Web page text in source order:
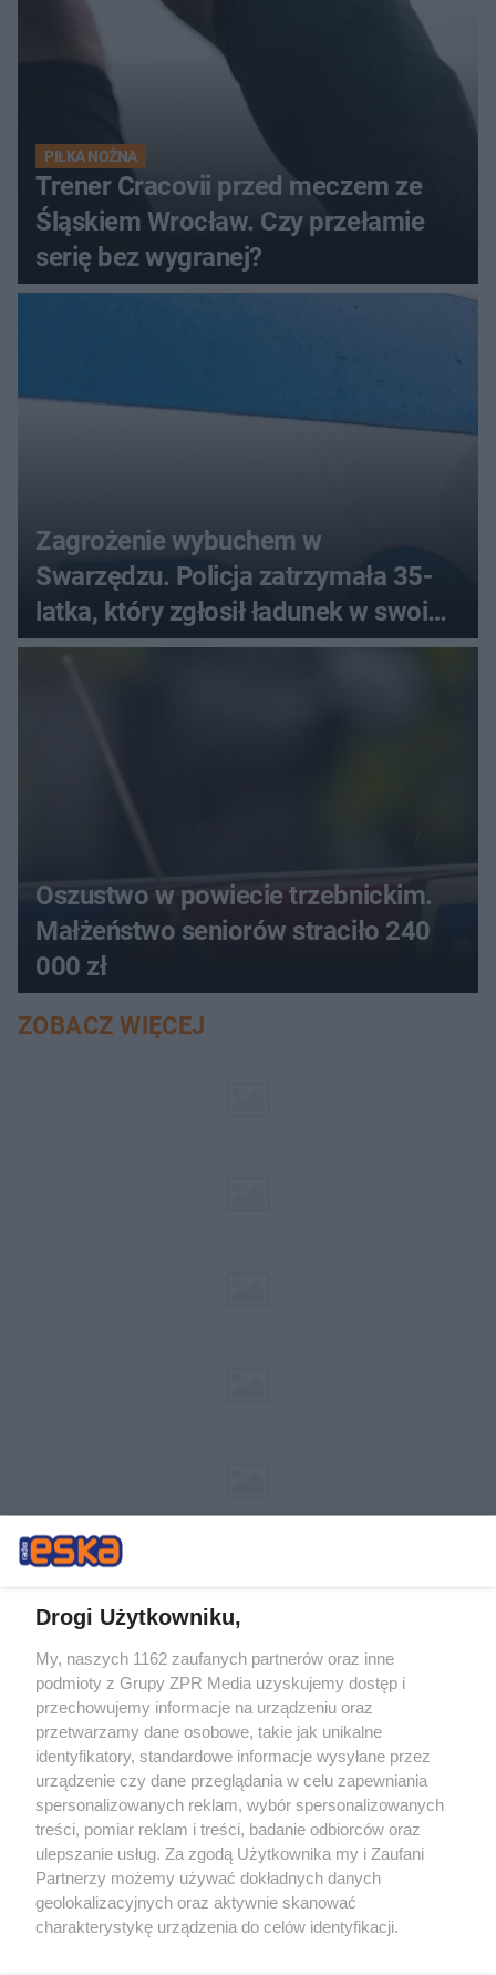
PIŁKA NOŻNA
Trener Cracovii przed meczem ze
Śląskiem Wrocław. Czy przełamie
serię bez wygranej?
Zagrożenie wybuchem w
Swarzędzu. Policja zatrzymała 35-
latka, który zgłosił ładunek w swoim
aucie
Oszustwo w powiecie trzebnickim.
Małżeństwo seniorów straciło 240
000 zł
ZOBACZ WIĘCEJ
Żaden utwór zamieszczony w serwisie nie może być powielany i
rozpowszechniany lub dalej rozpowszechniany w jakikolwiek sposób (w
tym także elektroniczny lub mechaniczny) na jakimkolwiek polu
eksploatacji w jakiejkolwiek formie, włącznie z umieszczaniem w
Internecie bez pisemnej zgody właściciela praw. Jakiekolwiek użycie lub
wykorzystanie utworów w całości lub w części z naruszeniem prawa,
tzn. bez właściwej zgody, jest zabronione pod groźbą kary i może być
ścigane prawnie.
Drogi Użytkowniku,
My, naszych 1162 zaufanych partnerów oraz inne
podmioty z Grupy ZPR Media uzyskujemy dostęp i
przechowujemy informacje na urządzeniu oraz
przetwarzamy dane osobowe, takie jak unikalne
identyfikatory, standardowe informacje wysyłane przez
urządzenie czy dane przeglądania w celu zapewniania
spersonalizowanych reklam, wybór spersonalizowanych
treści, pomiar reklam i treści, badanie odbiorców oraz
ulepszanie usług. Za zgodą Użytkownika my i Zaufani
Partnerzy możemy używać dokładnych danych
geolokalizacyjnych oraz aktywnie skanować
charakterystykę urządzenia do celów identyfikacji.